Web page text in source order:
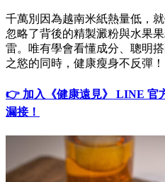
千萬別因為越南米紙熱量低，
忽略了背後的精製澱粉與水果
雷。唯有學會看懂成分、聰明
之慾的同時，健康瘦身不反彈！
👉 加入《健康遠見》 LINE 官
漏接！